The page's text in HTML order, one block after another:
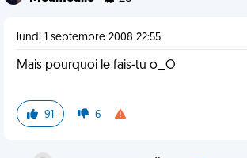
lundi 1 septembre 2008 22:55
Mais pourquoi le fais-tu o_O
91 6